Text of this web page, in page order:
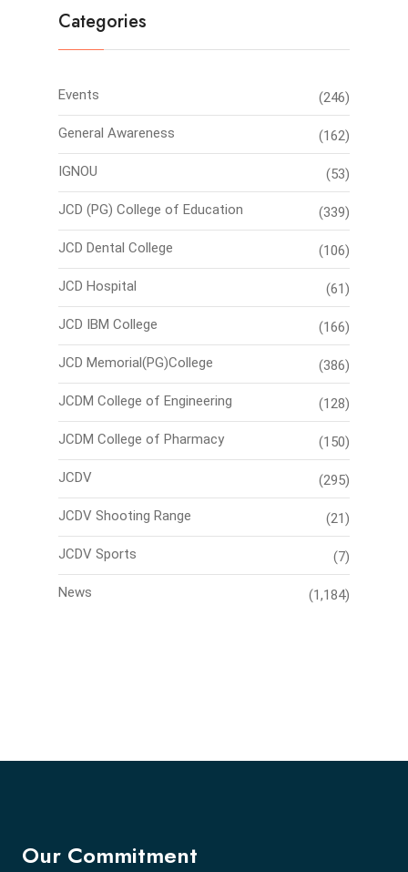
Categories
Events (246)
General Awareness (162)
IGNOU (53)
JCD (PG) College of Education (339)
JCD Dental College (106)
JCD Hospital (61)
JCD IBM College (166)
JCD Memorial(PG)College (386)
JCDM College of Engineering (128)
JCDM College of Pharmacy (150)
JCDV (295)
JCDV Shooting Range (21)
JCDV Sports (7)
News (1,184)
Our Commitment